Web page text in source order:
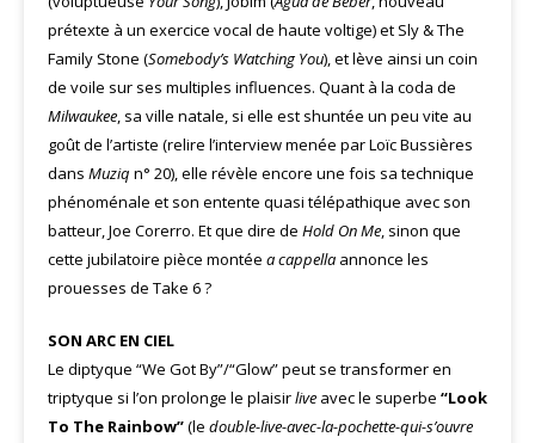
prétexte à un exercice vocal de haute voltige) et Sly & The
Family Stone (Somebody’s Watching You), et lève ainsi un coin
de voile sur ses multiples influences. Quant à la coda de
Milwaukee, sa ville natale, si elle est shuntée un peu vite au
goût de l’artiste (relire l’interview menée par Loïc Bussières
dans Muziq n° 20), elle révèle encore une fois sa technique
phénoménale et son entente quasi télépathique avec son
batteur, Joe Corerro. Et que dire de Hold On Me, sinon que
cette jubilatoire pièce montée a cappella annonce les
prouesses de Take 6 ?
SON ARC EN CIEL
Le diptyque “We Got By”/“Glow” peut se transformer en
triptyque si l’on prolonge le plaisirlive avec le superbe “Look
To The Rainbow”(le double-live-avec-la-pochette-qui-s’ouvre